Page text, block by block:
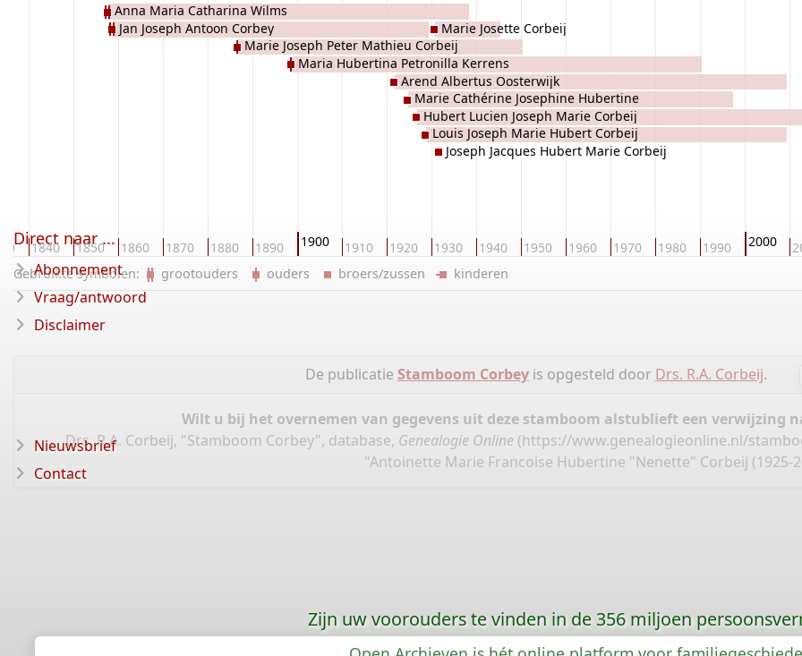
1840 1850 1860 1870 1880 1890 1900 1910 1920 1930 1940 1950 1960 1970 1980 1990 2000
Anna Maria Catharina Wilms
Jan Joseph Antoon Corbey
Marie Joseph Peter Mathieu Corbeij
Maria Hubertina Petronilla Kerrens
Arend Albertus Oosterwijk
Marie Cathérine Josephine Hubertine
CorbeijHubert Lucien Joseph Marie Corbeij
Louis Joseph Marie Hubert Corbeij
Marie Josette Corbeij
Joseph Jacques Hubert Marie Corbeij
Gebruikte symbolen: grootouders ouders broers/zussen kinderen
De publicatie Stamboom Corbeyis opgesteld door Drs. R.A. Corbeij.
Wilt u bij het overnemen van gegevens uit deze stamboom alstublieft een verwijzing
Drs. R.A. Corbeij, "Stamboom Corbey", database, Genealogie Online (https://www.genealogieonline.nl/
"Antoinette Marie Francoise Hubertine "Nenette" Corbeij (1925-
Direct naar ...
Abonnement
Vraag/antwoord
Disclaimer
Nieuwsbrief
Contact
Zijn uw voorouders te vinden in de 356 miljoen